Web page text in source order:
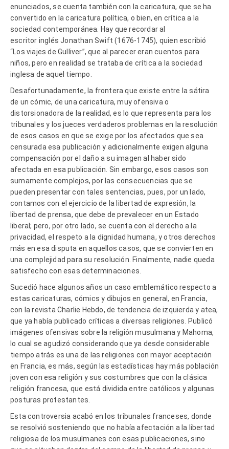
enunciados, se cuenta también con la caricatura, que se ha
convertido en la caricatura política, o bien, en crítica a la
sociedad contemporánea. Hay que recordar al
escritor inglés Jonathan Swift (1676-1745), quien escribió
“Los viajes de Gulliver”, que al parecer eran cuentos para
niños, pero en realidad se trataba de crítica a la sociedad
inglesa de aquel tiempo.
Desafortunadamente, la frontera que existe entre la sátira
de un cómic, de una caricatura, muy ofensiva o
distorsionadora de la realidad, es lo que representa para los
tribunales y los jueces verdaderos problemas en la resolución
de esos casos en que se exige por los afectados que sea
censurada esa publicación y adicionalmente exigen alguna
compensación por el daño a su imagen al haber sido
afectada en esa publicación. Sin embargo, esos casos son
sumamente complejos, por las consecuencias que se
pueden presentar con tales sentencias, pues, por un lado,
contamos con el ejercicio de la libertad de expresión, la
libertad de prensa, que debe de prevalecer en un Estado
liberal; pero, por otro lado, se cuenta con el derecho a la
privacidad, el respeto a la dignidad humana, y otros derechos
más en esa disputa en aquellos casos, que se convierten en
una complejidad para su resolución. Finalmente, nadie queda
satisfecho con esas determinaciones.
Sucedió hace algunos años un caso emblemático respecto a
estas caricaturas, cómics y dibujos en general, en Francia,
con la revista Charlie Hebdo, de tendencia de izquierda y atea,
que ya había publicado críticas a diversas religiones. Publicó
imágenes ofensivas sobre la religión musulmana y Mahoma,
lo cual se agudizó considerando que ya desde considerable
tiempo atrás es una de las religiones con mayor aceptación
en Francia, es más, según las estadísticas hay más población
joven con esa religión y sus costumbres que con la clásica
religión francesa, que está dividida entre católicos y algunas
posturas protestantes.
Esta controversia acabó en los tribunales franceses, donde
se resolvió sosteniendo que no había afectación a la libertad
religiosa de los musulmanes con esas publicaciones, sino